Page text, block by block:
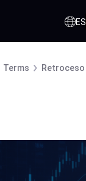
ES
Terms
Retroceso